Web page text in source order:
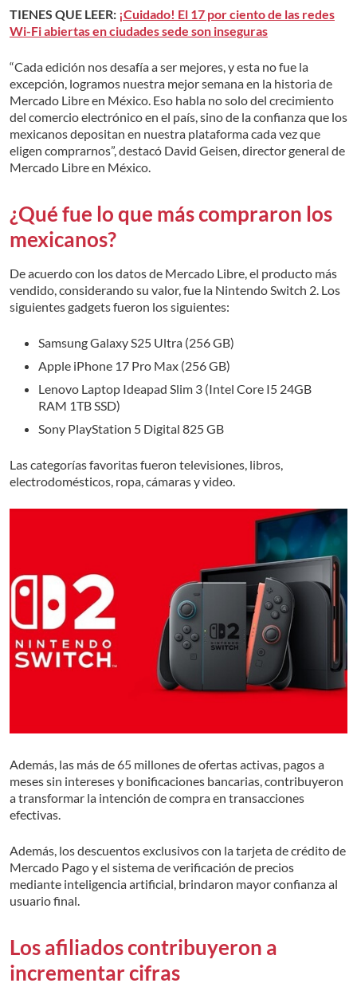
TIENES QUE LEER: ¡Cuidado! El 17 por ciento de las redes
Wi-Fi abiertas en ciudades sede son inseguras
“Cada edición nos desafía a ser mejores, y esta no fue la
excepción, logramos nuestra mejor semana en la historia de
Mercado Libre en México. Eso habla no solo del crecimiento
del comercio electrónico en el país, sino de la confianza que los
mexicanos depositan en nuestra plataforma cada vez que
eligen comprarnos”, destacó David Geisen, director general de
Mercado Libre en México.
¿Qué fue lo que más compraron los
mexicanos?
De acuerdo con los datos de Mercado Libre, el producto más
vendido, considerando su valor, fue la Nintendo Switch 2. Los
siguientes gadgets fueron los siguientes:
Samsung Galaxy S25 Ultra (256 GB)
Apple iPhone 17 Pro Max (256 GB)
Lenovo Laptop Ideapad Slim 3 (Intel Core I5 24GB
RAM 1TB SSD)
Sony PlayStation 5 Digital 825 GB
Las categorías favoritas fueron televisiones, libros,
electrodomésticos, ropa, cámaras y video.
Además, las más de 65 millones de ofertas activas, pagos a
meses sin intereses y bonificaciones bancarias, contribuyeron
a transformar la intención de compra en transacciones
efectivas.
Además, los descuentos exclusivos con la tarjeta de crédito de
Mercado Pago y el sistema de verificación de precios
mediante inteligencia artificial, brindaron mayor confianza al
usuario final.
Los afiliados contribuyeron a
incrementar cifras